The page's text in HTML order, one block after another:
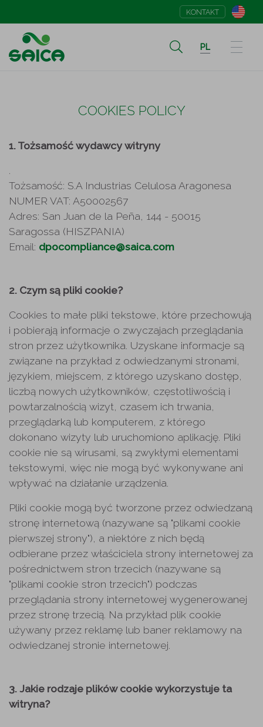
KONTAKT
PL
COOKIES POLICY
1. Tożsamość wydawcy witryny
Tożsamość: S.A Industrias Celulosa Aragonesa
NUMER VAT: A50002567
Adres: San Juan de la Peña, 144 - 50015
Saragossa (HISZPANIA)
Email: dpocompliance@saica.com
2. Czym są pliki cookie?
Cookies to małe pliki tekstowe, które przechowują
i pobierają informacje o zwyczajach przeglądania
stron przez użytkownika. Uzyskane informacje są
związane na przykład z odwiedzanymi stronami,
językiem, miejscem, z którego uzyskano dostęp,
liczbą nowych użytkowników, częstotliwością i
powtarzalnością wizyt, czasem ich trwania,
przeglądarką lub komputerem, z którego
dokonano wizyty lub uruchomiono aplikację. Pliki
cookie nie są wirusami, są zwykłymi elementami
tekstowymi, więc nie mogą być wykonywane ani
wpływać na działanie urządzenia.
Pliki cookie mogą być tworzone przez odwiedzaną
stronę internetową (nazywane są "plikami cookie
pierwszej strony"), a niektóre z nich będą
odbierane przez właściciela strony internetowej za
pośrednictwem stron trzecich (nazywane są
"plikami cookie stron trzecich") podczas
przeglądania strony internetowej wygenerowanej
przez stronę trzecią. Na przykład plik cookie
używany przez reklamę lub baner reklamowy na
odwiedzanej stronie internetowej.
3. Jakie rodzaje plików cookie wykorzystuje ta
witryna?